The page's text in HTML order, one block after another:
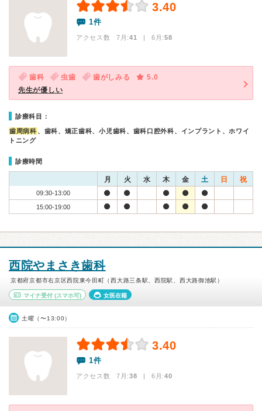
3.40
1件
アクセス数 7月:41 | 6月:58
歯科 虫歯 歯がしみる
5.0
先生が優しい
診療科目：
歯周病科 、歯科、矯正歯科、小児歯科、歯科口腔外科、インプラント、ホワイ
トニング
診療時間
月 火 水 木 金 土 日 祝
09:30-13:00
15:00-19:00
西院やまさき歯科
京都府京都市右京区西院東今田町（西大路三条駅、西院駅、西大路御池駅）
マイナ受付 (スマホ可) 女医在籍
土曜（〜13:00）
3.40
1件
アクセス数 7月:38 | 6月:40